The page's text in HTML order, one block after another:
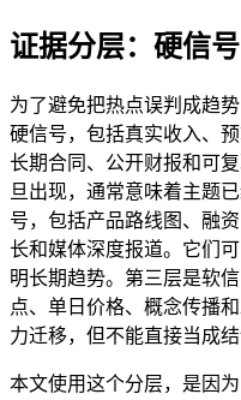
证据分层：硬信
为了避免把热点误判成趋
硬信号，包括真实收入、
长期合同、公开财报和可
旦出现，通常意味着主题
号，包括产品路线图、融
长和媒体深度报道。它们
明长期趋势。第三层是软
点、单日价格、概念传播
力迁移，但不能直接当成结
本文使用这个分层，是因